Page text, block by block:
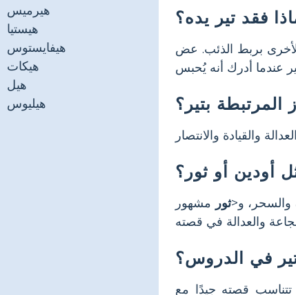
هيرميس
هيستيا
هيفايستوس
هيكات
هيل
هيليوس
فقد تير يده؟
بربط الذئب. عض
المرتبطة بتير؟
أودين أو ثور؟
والسحر، و<ثور مشهور
في الدروس؟
تتناسب قصته جيدًا مع